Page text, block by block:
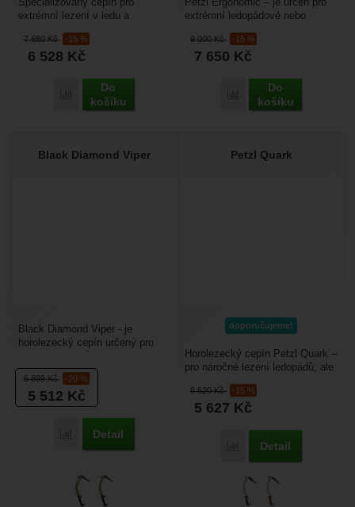
7 680Kč -15 %
6 528 Kč
Porovnat
Do
košíku
Specializovaný cepín pro
extrémní lezení v ledu a
technický cepín vyvinutý...
9 000Kč -15 %
7 650 Kč
Porovnat
Do
košíku
Petzl Ergonomic – je určen pro
extrémní ledopádové nebo
i pro závodu v lezení...
Black Diamond Viper
6 899Kč -20 %
5 512 Kč
Porovnat
Detail
Black Diamond Viper - je
horolezecký cepín určený pro
alpských stěn. Má prohnutou...
Petzl Quark
doporučujeme!
6 620Kč -15 %
5 627 Kč
Porovnat
Detail
Horolezecký cepín Petzl Quark –
pro náročné lezení ledopádů, ale
drytooling....